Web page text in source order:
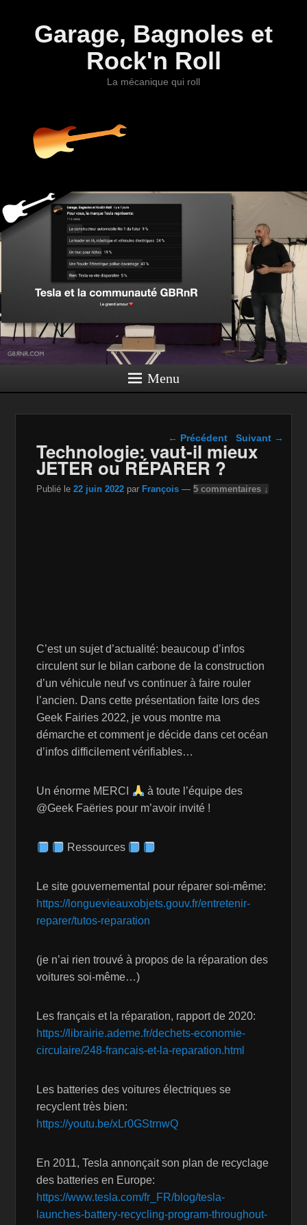
Garage, Bagnoles et
Rock'n Roll
La mécanique qui roll
Menu
Navigation dans les
articles
← Précédent Suivant →
Technologie: vaut-il mieux
JETER ou RÉPARER ?
Publié le22 juin 2022 par François —5 commentaires ↓
C’est un sujet d’actualité: beaucoup d’infos
circulent sur le bilan carbone de la construction
d’un véhicule neuf vs continuer à faire rouler
l’ancien. Dans cette présentation faite lors des
Geek Fairies 2022, je vous montre ma
démarche et comment je décide dans cet océan
d’infos difficilement vérifiables…
Un énorme MERCI
à toute l’équipe des
@Geek Faëries pour m’avoir invité !
Ressources
Le site gouvernemental pour réparer soi-même:
https://longuevieauxobjets.gouv.fr/entretenir-
reparer/tutos-reparation
(je n’ai rien trouvé à propos de la réparation des
voitures soi-même…)
Les français et la réparation, rapport de 2020:
https://librairie.ademe.fr/dechets-economie-
circulaire/248-francais-et-la-reparation.html
Les batteries des voitures électriques se
recyclent très bien:
https://youtu.be/xLr0GStrnwQ
En 2011, Tesla annonçait son plan de recyclage
des batteries en Europe:
https://www.tesla.com/fr_FR/blog/tesla-
launches-battery-recycling-program-throughout-